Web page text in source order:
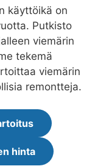
käyttöikä on
Putkisto
viemärin
tekemä
viemärin
remontteja.
hinta